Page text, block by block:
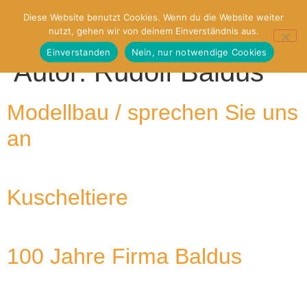
Autor:Rudolf Baldus
Modellbau / sprechen Sie uns
an
Kuscheltiere
100 Jahre Firma Baldus
Diese Website benutzt Cookies. Wenn du die Website weiter
nutzt, gehen wir von deinem Einverständnis aus.
Einverstanden
Nein, nur notwendige Cookies